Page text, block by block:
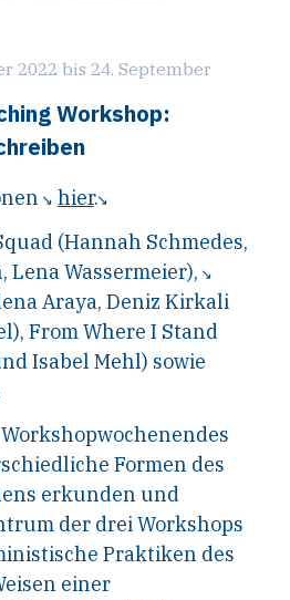
2022 bis 24. September
Workshop:
hier.
(Hannah Schmedes,
Lena Wassermeier),
Araya, Deniz Kirkali
From Where I Stand
Isabel Mehl) sowie
Formen des
erkunden und
der drei Workshops
Praktiken des
einer